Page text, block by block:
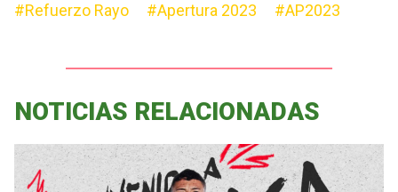
#Refuerzo Rayo #Apertura 2023 #AP2023
NOTICIAS RELACIONADAS